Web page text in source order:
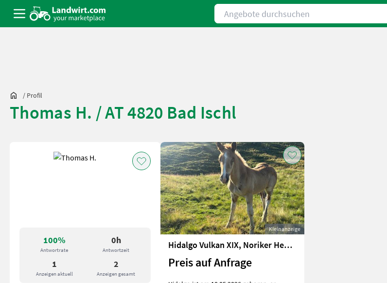
Angebote durchsuchen
/ Profil
Thomas H. / AT 4820 Bad Ischl
100%
Antwortrate
0h
Antwortzeit
1
Anzeigen aktuell
2
Anzeigen gesamt
Kleinanzeige
Hidalgo Vulkan XIX, Noriker Hengst
Preis auf Anfrage